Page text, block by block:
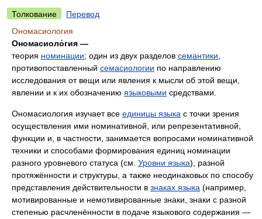
Толкование
Перевод
Ономасиология
Ономасиоло́гия —
теория номинации; один из двух разделов семантики
противопоставленный семасиологии по направлению
исследования от вещи или явления к мысли об этой вещи,
явлении и к их обозначению языковыми средствами.
Ономасиология изучает все единицы языка с точки зрения
осуществления ими номинативной, или репрезентативной,
функции и, в частности, занимается вопросами номинативной
техники и способами формирования единиц номинации
разного уровневого статуса (см. Уровни языка), разной
протяжённости и структуры, а также неодинаковых по способу
представления действительности в знаках языка (например,
мотивированные и немотивированные знаки, знаки с разной
степенью расчленённости в подаче языкового содержания —